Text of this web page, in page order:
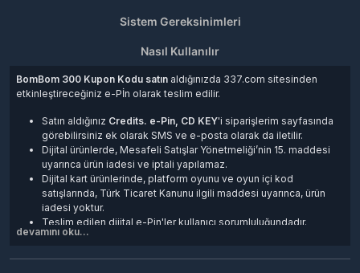
Sistem Gereksinimleri
Nasıl Kullanılır
BomBom 300 Kupon Kodu satın aldığınızda 337.com sitesinden
etkinleştireceğiniz e-Pİn olarak teslim edilir.
Satın aldığınız Credits. e-Pin, CD KEY'i siparişlerim sayfasında
görebilirsiniz ek olarak SMS ve e-posta olarak da iletilir.
Dijital ürünlerde, Mesafeli Satışlar Yönetmeliği’nin 15. maddesi
uyarınca ürün iadesi ve iptali yapılamaz.
Dijital kart ürünlerinde, platform oyunu ve oyun içi kod
satışlarında, Türk Ticaret Kanunu ilgili maddesi uyarınca, ürün
iadesi yoktur.
Teslim edilen dijital e-Pin'ler kullanıcı sorumluluğundadır.
Dijital ürünler kargo veya posta yolu ile gönderilmez.
devamını oku...